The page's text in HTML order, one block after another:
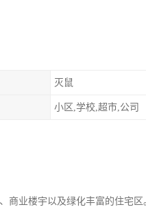
灭鼠
小区,学校,超市,公司
商业楼宇以及绿化丰富的住宅